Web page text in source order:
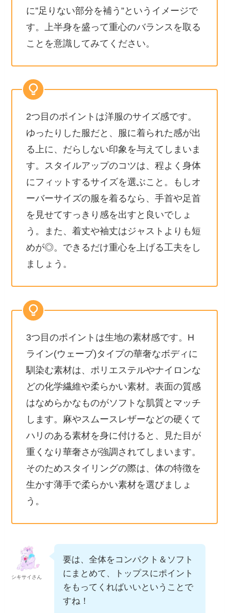
に”足りない部分を補う”というイメージで
す。上半身を盛って重心のバランスを取る
ことを意識してみてください。
2つ目のポイントは洋服のサイズ感です。
ゆったりした服だと、服に着られた感が出
る上に、だらしない印象を与えてしまいま
す。スタイルアップのコツは、程よく身体
にフィットするサイズを選ぶこと。もしオ
ーバーサイズの服を着るなら、手首や足首
を見せてすっきり感を出すと良いでしょ
う。また、着丈や袖丈はジャストよりも短
めが◎。できるだけ重心を上げる工夫をし
ましょう。
3つ目のポイントは生地の素材感です。H
ライン(ウェーブ)タイプの華奢なボディに
馴染む素材は、ポリエステルやナイロンな
どの化学繊維や柔らかい素材。表面の質感
はなめらかなものがソフトな肌質とマッチ
します。麻やスムースレザーなどの硬くて
ハリのある素材を身に付けると、見た目が
重くなり華奢さが強調されてしまいます。
そのためスタイリングの際は、体の特徴を
生かす薄手で柔らかい素材を選びましょ
う。
シキサイさん
要は、全体をコンパクト＆ソフト
にまとめて、トップスにポイント
をもってくればいいということで
すね！